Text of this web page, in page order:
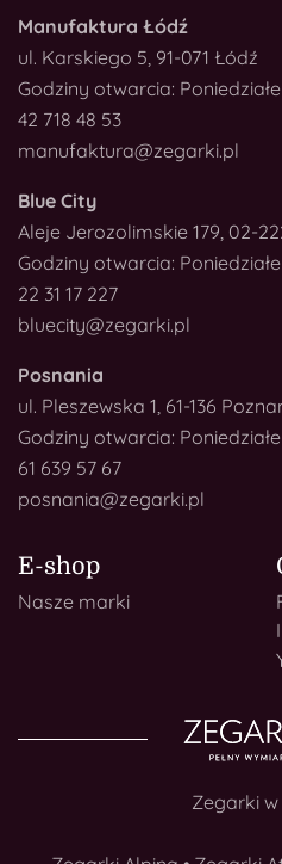
Manufaktura Łódź
ul. Karskiego 5, 91-071 Łódź
Godziny otwarcia:
42 718 48 53
manufaktura@zegarki.pl
Blue City
Aleje Jerozolimskie 179, 02-
Godziny otwarcia:
22 31 17 227
bluecity@zegarki.pl
Posnania
ul. Pleszewska 1, 61-136
Godziny otwarcia:
61 639 57 67
posnania@zegarki.pl
E-shop
Nasze marki
Zegarki